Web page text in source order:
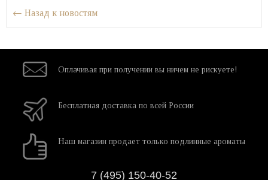
← Назад к новостям
Оплачивая при получении вы ничем не рискуете!
Бесплатная доставка по всей России
Наш магазин продает только подлинные ароматы
7 (495) 150-40-52